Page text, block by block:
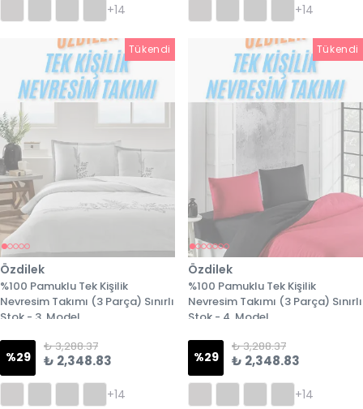
+14 +14
Tükendi Tükendi
Özdilek
%100 Pamuklu Tek Kişilik
Nevresim Takımı (3 Parça) Sınırlı
Stok - 3. Model
%29
₺ 3,288.37
₺ 2,348.83
+14
Tükendi
Özdilek
%100 Pamuklu Tek Kişilik
Nevresim Takımı (3 Parça) Sınırlı
Stok - 4. Model
%29
₺ 3,288.37
₺ 2,348.83
+14